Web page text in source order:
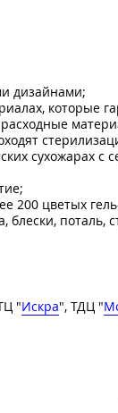
дизайнами;
которые
сухожарах
200 цветых
блески, поталь,
"Искра", ТДЦ "